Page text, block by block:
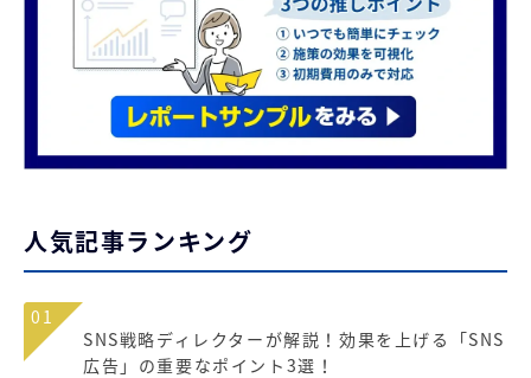
人気記事ランキング
01
SNS戦略ディレクターが解説！効果を上げる「SNS
広告」の重要なポイント3選！